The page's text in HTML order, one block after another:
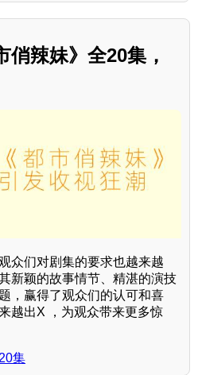
俏辣妹》全20集，
众们对剧集的要求也越来越
新颖的故事情节、精湛的演技
，赢得了观众们的认可和喜
越出X ，为观众带来更多惊
集